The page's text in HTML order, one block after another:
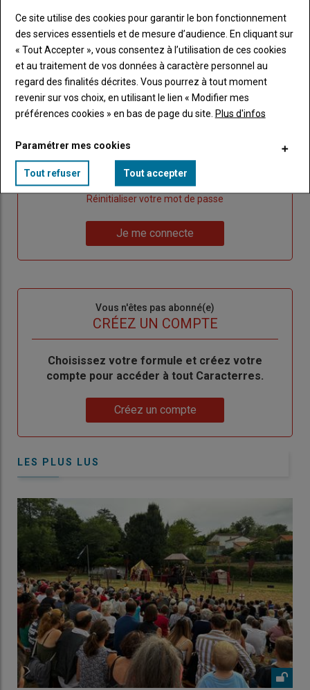
Publicité
Sous-
titre
Vous êtes abonné(e)
TITRE IDENTIFIEZ-VOUS
Body
Connectez-vous à votre compte pour profiter
de votre abonnement
Lien
de
Réinitialiser votre mot de passe
me
Je me connecte
Vous n'êtes pas abonné(e)
CRÉEZ UN COMPTE
BodyChoisissez votre formule et créez votre
compte pour accéder à tout Caracterres.
Créez un compte
LES PLUS LUS
Ce site utilise des cookies pour garantir le bon fonctionnement
des services essentiels et de mesure d’audience. En cliquant sur
« Tout Accepter », vous consentez à l’utilisation de ces cookies
et au traitement de vos données à caractère personnel au
regard des finalités décrites. Vous pourrez à tout moment
revenir sur vos choix, en utilisant le lien « Modifier mes
préférences cookies » en bas de page du site. Plus d'infos
Paramétrer mes cookies
Tout refuser Tout accepter